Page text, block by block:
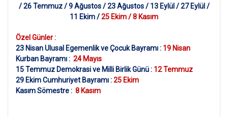
/ 26 Temmuz / 9 Ağustos / 23 Ağustos / 13 Eylül / 27 Eylül /
11 Ekim /25 Ekim / 8 Kasım
Özel Günler :
23 Nisan Ulusal Egemenlik ve Çocuk Bayramı : 19 Nisan
Kurban Bayramı : 24 Mayıs
15 Temmuz Demokrasi ve Milli Birlik Günü : 12 Temmuz
29 Ekim Cumhuriyet Bayramı :25 Ekim
Kasım Sömestre : 8 Kasım